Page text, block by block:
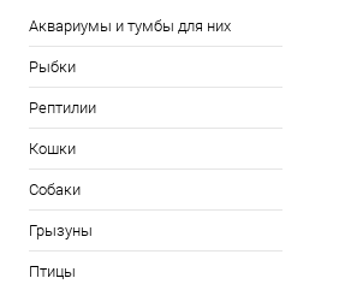
Аквариумы и тумбы для них
Рыбки
Рептилии
Кошки
Собаки
Грызуны
Птицы